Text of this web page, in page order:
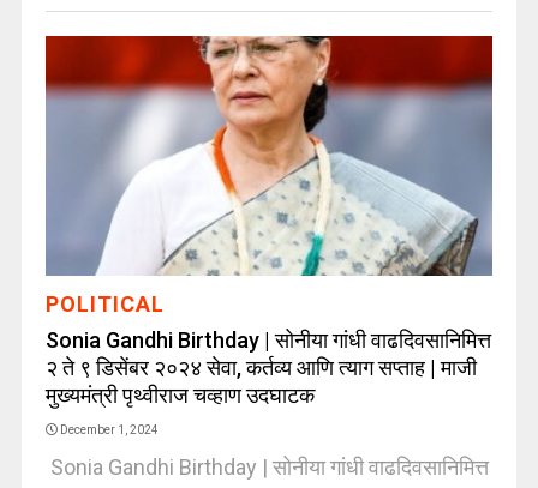
POLITICAL
Sonia Gandhi Birthday | सोनीया गांधी वाढदिवसानिमित्त
२ ते ९ डिसेंबर २०२४ सेवा, कर्तव्य आणि त्याग सप्ताह | माजी
मुख्यमंत्री पृथ्वीराज चव्हाण उदघाटक
December 1, 2024
Sonia Gandhi Birthday | सोनीया गांधी वाढदिवसानिमित्त